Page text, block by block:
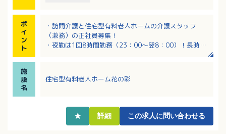
ポ
イ
ン
ト
・訪問介護と住宅型有料老人ホームの介護スタッフ
（兼務）の正社員募集！
・夜勤は1回8時間勤務（23：00～翌8：00）！長時間
働ける各種制度が整っています
・障がい福祉～高齢者福祉、入所～通所施設と幅広い
施
設
名
住宅型有料老人ホーム花の彩
★ 詳細 この求人に問い合わせる